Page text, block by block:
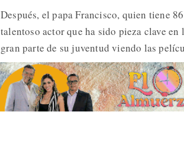
Después, el papa Francisco, quien tiene
talentoso actor que ha sido pieza clave
gran parte de su juventud viendo las